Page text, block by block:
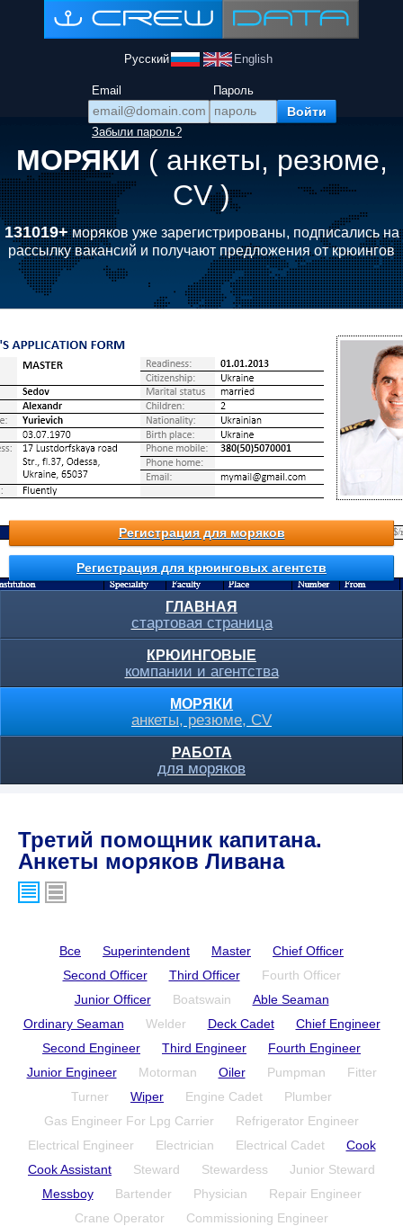
Русский English
Email Пароль
Забыли пароль?
МОРЯКИ ( анкеты, резюме,
CV )
131019+моряков уже зарегистрированы, подписались на
рассылку вакансий и получают предложения от крюингов
Регистрация для моряков
Регистрация для крюинговых агентств
ГЛАВНАЯ
стартовая страница
КРЮИНГОВЫЕ
компании и агентства
МОРЯКИ
анкеты, резюме, CV
РАБОТА
для моряков
Третий помощник капитана.
Анкеты моряков Ливана
Все Superintendent Master
Chief Officer
Second Officer
Third Officer
Fourth Officer
Junior Officer
Boatswain
Able Seaman
Ordinary Seaman
Welder Deck Cadet
Chief Engineer
Second Engineer
Third Engineer
Fourth Engineer
Junior Engineer
Motorman Oiler Pumpman
Fitter
Turner
Wiper Engine Cadet
Plumber
Gas Engineer For Lpg Carrier
Refrigerator Engineer
Electrical Engineer
Electrician Electrical Cadet
Cook
Cook Assistant
Steward Stewardess
Junior Steward
Messboy
Bartender Physician
Repair Engineer
Crane Operator
Commissioning Engineer